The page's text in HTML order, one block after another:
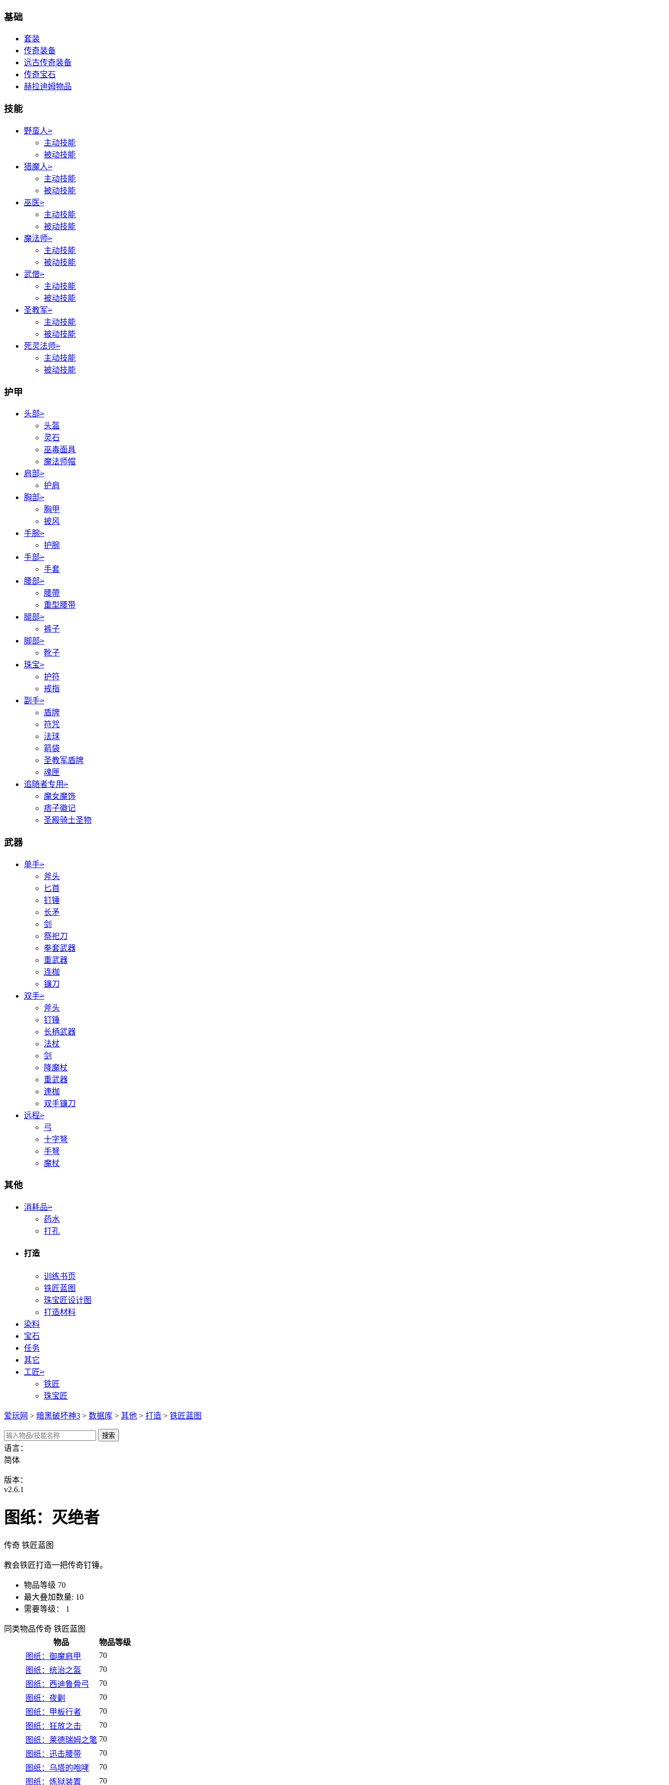
基础
套装
传奇装备
远古传奇装备
传奇宝石
赫拉迪姆物品
技能
野蛮人>
主动技能
被动技能
猎魔人>
主动技能
被动技能
巫医>
主动技能
被动技能
魔法师>
主动技能
被动技能
武僧>
主动技能
被动技能
圣教军>
主动技能
被动技能
死灵法师>
主动技能
被动技能
护甲
头部>
头盔
灵石
巫毒面具
魔法师帽
肩部>
护肩
胸部>
胸甲
披风
手腕>
护腕
手部>
手套
腰部>
腰帶
重型腰带
腿部>
裤子
脚部>
靴子
珠宝>
护符
戒指
副手>
盾牌
符咒
法球
箭袋
圣教军盾牌
魂匣
追随者专用>
魔女魔饰
痞子徽记
圣殿骑士圣物
武器
单手>
斧头
匕首
钉锤
长矛
剑
祭祀刀
拳套武器
重武器
连枷
镰刀
双手>
斧头
钉锤
长柄武器
法杖
剑
降魔杖
重武器
連枷
双手镰刀
远程>
弓
十字弩
手弩
魔杖
其他
消耗品>
药水
打孔
打造
训练书页
铁匠蓝图
珠宝匠设计图
打造材料
染料
宝石
任务
其它
工匠>
铁匠
珠宝匠
爱玩网 > 暗黑破坏神3 > 数据库 > 其他 > 打造 > 铁匠蓝图
语言：
简体
版本：
v2.6.1
图纸：灭绝者
传奇 铁匠蓝图
教会铁匠打造一把传奇钉锤。
物品等级 70
最大叠加数量: 10
需要等级：
1
同类物品传奇 铁匠蓝图
物品
物品等级
图纸：御魔肩甲
70
图纸：统治之盔
70
图纸：西迪鲁骨弓
70
图纸：夜剿
70
图纸：甲板行者
70
图纸：狂放之击
70
图纸：莱德瑞姆之氅 70
图纸：迅击腰带
70
图纸：乌塔的咆哮
70
图纸：炼狱装置
70